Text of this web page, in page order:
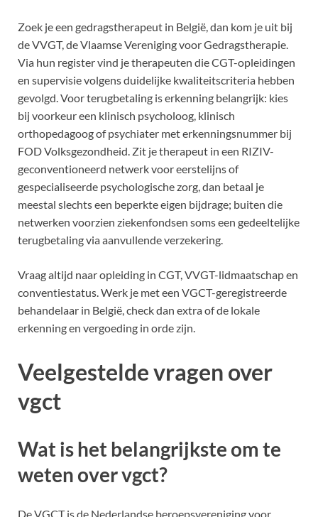
Zoek je een gedragstherapeut in België, dan kom je uit bij
de VVGT, de Vlaamse Vereniging voor Gedragstherapie.
Via hun register vind je therapeuten die CGT-opleidingen
en supervisie volgens duidelijke kwaliteitscriteria hebben
gevolgd. Voor terugbetaling is erkenning belangrijk: kies
bij voorkeur een klinisch psycholoog, klinisch
orthopedagoog of psychiater met erkenningsnummer bij
FOD Volksgezondheid. Zit je therapeut in een RIZIV-
geconventioneerd netwerk voor eerstelijns of
gespecialiseerde psychologische zorg, dan betaal je
meestal slechts een beperkte eigen bijdrage; buiten die
netwerken voorzien ziekenfondsen soms een gedeeltelijke
terugbetaling via aanvullende verzekering.
Vraag altijd naar opleiding in CGT, VVGT-lidmaatschap en
conventiestatus. Werk je met een VGCT-geregistreerde
behandelaar in België, check dan extra of de lokale
erkenning en vergoeding in orde zijn.
Veelgestelde vragen over
vgct
Wat is het belangrijkste om te
weten over vgct?
De VGCT is de Nederlandse beroepsvereniging voor